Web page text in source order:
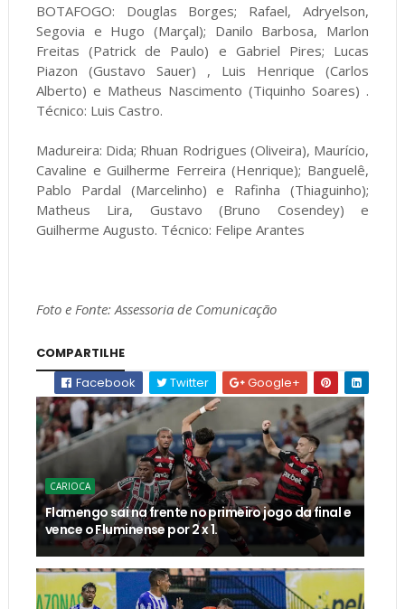
BOTAFOGO: Douglas Borges; Rafael, Adryelson,
Segovia e Hugo (Marçal); Danilo Barbosa, Marlon
Freitas (Patrick de Paulo) e Gabriel Pires; Lucas
Piazon (Gustavo Sauer) , Luis Henrique (Carlos
Alberto) e Matheus Nascimento (Tiquinho Soares) .
Técnico: Luis Castro.
Madureira: Dida; Rhuan Rodrigues (Oliveira), Maurício,
Cavaline e Guilherme Ferreira (Henrique); Banguelê,
Pablo Pardal (Marcelinho) e Rafinha (Thiaguinho);
Matheus Lira, Gustavo (Bruno Cosendey) e
Guilherme Augusto. Técnico: Felipe Arantes
Foto e Fonte: Assessoria de Comunicação
COMPARTILHE
Facebook
Twitter Google+
CARIOCA
Flamengo sai na frente no primeiro jogo da final e
vence o Fluminense por 2 x 1.